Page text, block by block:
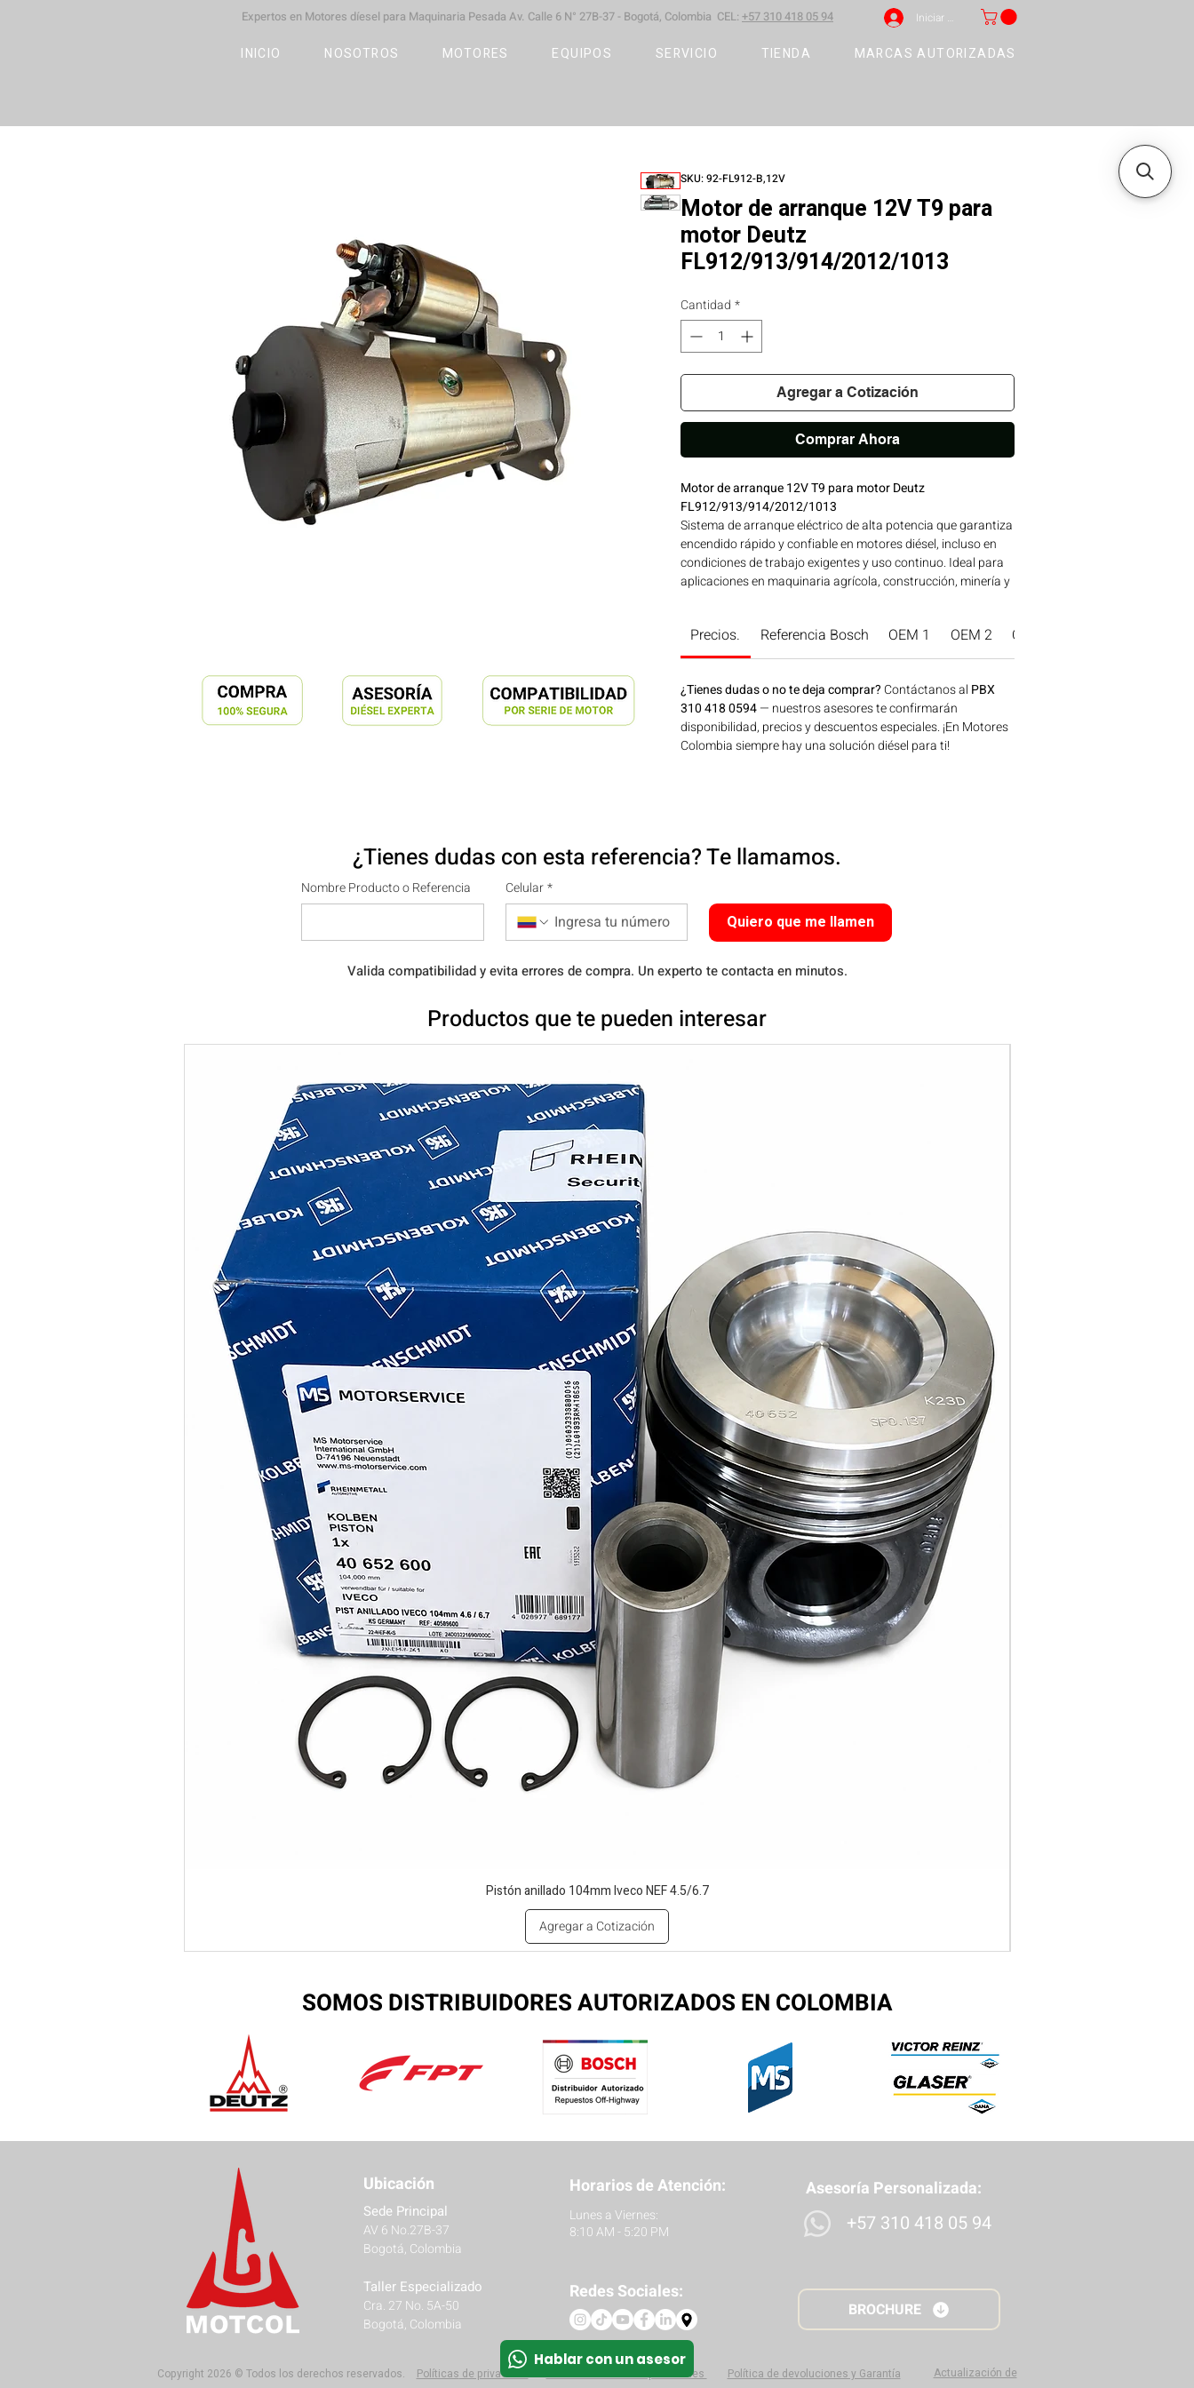
Expertos en Motores díesel para Maquinaria Pesada Av. Calle 6 N° 27B-37 - Bogotá, Colombia CEL: +57 310 418 05 94 Iniciar sesión
INICIO NOSOTROS MOTORES EQUIPOS SERVICIO TIENDA MARCAS AUTORIZADAS
SKU: 92-FL912-B,12V
Motor de arranque 12V T9 para
motor Deutz
FL912/913/914/2012/1013
Cantidad *
Agregar a Cotización
Comprar Ahora
Motor de arranque 12V T9 para motor Deutz
FL912/913/914/2012/1013
Sistema de arranque eléctrico de alta potencia que garantiza
encendido rápido y confiable en motores diésel, incluso en
condiciones de trabajo exigentes y uso continuo. Ideal para
aplicaciones en maquinaria agrícola, construcción, minería y
Precios. Referencia Bosch OEM 1 OEM 2 OEM 3
¿Tienes dudas o no te deja comprar? Contáctanos al PBX
310 418 0594— nuestros asesores te confirmarán
disponibilidad, precios y descuentos especiales. ¡En Motores
Colombia siempre hay una solución diésel para ti!
¿Tienes dudas con esta referencia? Te llamamos.
Nombre Producto o Referencia Celular *
Quiero que me llamen
Valida compatibilidad y evita errores de compra. Un experto te contacta en minutos.
Productos que te pueden interesar
Pistón anillado 104mm Iveco NEF 4.5/6.7
Agregar a Cotización
Hablar con un asesor
SOMOS DISTRIBUIDORES AUTORIZADOS EN COLOMBIA
Ubicación
Sede Principal
AV 6 No.27B-37
Bogotá, Colombia
Taller Especializado
Cra. 27 No. 5A-50
Bogotá, Colombia
Horarios de Atención:
Lunes a Viernes:
8:10 AM - 5:20 PM
Asesoría Personalizada:
+57 310 418 05 94
Redes Sociales:
BROCHURE
Políticas de privacidad Protección de datos personales Política de devoluciones y Garantía
Copyright 2026 © Todos los derechos reservados.
Actualización de